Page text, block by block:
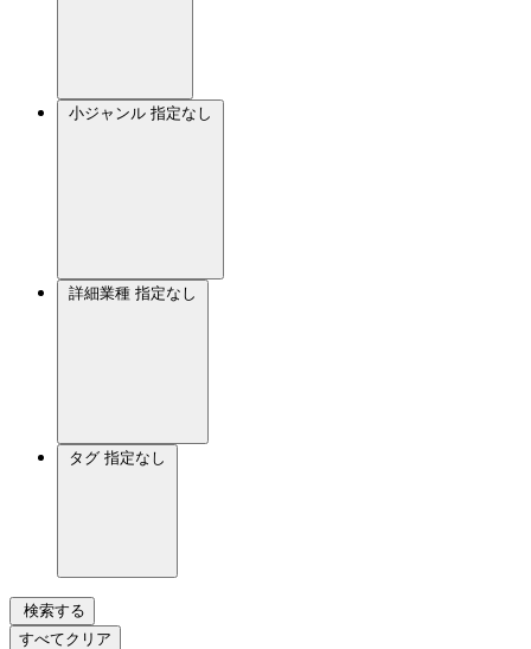
小ジャンル 指定なし
詳細業種 指定なし
タグ 指定なし
検索する
すべてクリア